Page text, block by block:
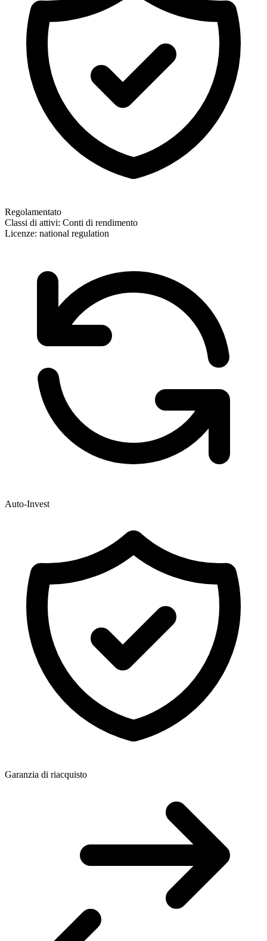
Regolamentato
Classi di attivi: Conti di rendimento
Licenze: national regulation
Auto-Invest
Garanzia di riacquisto